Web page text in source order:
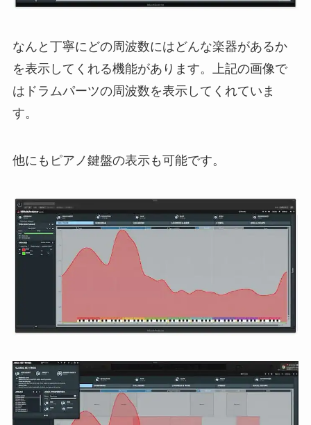
なんと丁寧にどの周波数にはどんな楽器があるか
を表示してくれる機能があります。上記の画像で
はドラムパーツの周波数を表示してくれていま
す。
他にもピアノ鍵盤の表示も可能です。